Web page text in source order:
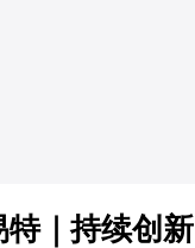
｜持续创新